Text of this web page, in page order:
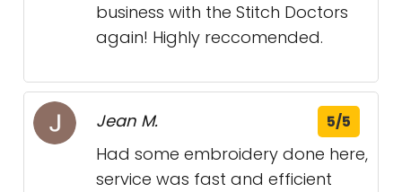
business with the Stitch Doctors
again! Highly reccomended.
Jean M. 5/5
Had some embroidery done here,
service was fast and efficient